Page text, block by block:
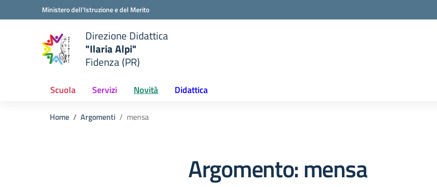
Vai ai contenuti
Vai al menu di navigazioneMinistero dell'Istruzione e del Merito
scuola
Direzione Didattica
"Ilaria Alpi"
Fidenza (PR)
Scuola Servizi Novità Didattica
Home Argomenti mensa
Argomento: mensa